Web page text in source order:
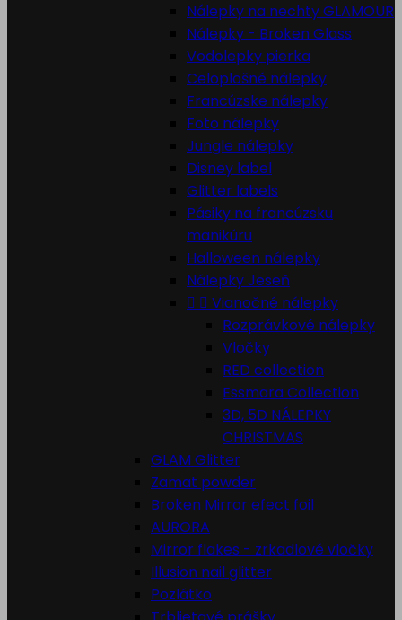
Nálepky na nechty GLAMOUR
Nálepky - Broken Glass
Vodolepky pierka
Celoplošné nálepky
Francúzske nálepky
Foto nálepky
Jungle nálepky
Disney label
Glitter labels
Pásiky na francúzsku
manikúru
Halloween nálepky
Nálepky Jeseň
  Vianočné nálepky
Rozprávkové nálepky
Vločky
RED collection
Essmara Collection
3D, 5D NÁLEPKY
CHRISTMAS
GLAM Glitter
Zamat powder
Broken Mirror efect foil
AURORA
Mirror flakes - zrkadlové vločky
Illusion nail glitter
Pozlátko